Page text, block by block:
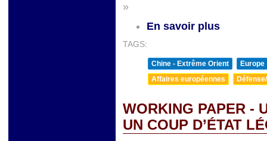
»
En savoir plus
TAGS:
Chine - Extrême Orient
Europe
Affaires européennes
WORKING PAPER -
UN COUP D’ÉTAT